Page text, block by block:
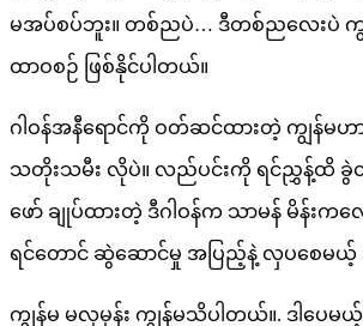
မအပ်စပ်ဘူး။ တစ်ညပဲ… ဒီတစ်ညလေးပဲ
ထာဝစဉ် ဖြစ်နိုင်ပါတယ်။
ဂါဝန်အနီရောင်ကို ဝတ်ဆင်ထားတဲ့ ကျွန်မဟ
သတိုးသမီး လိုပဲ။ လည်ပင်းကို ရင်ညွှန့်ထိ ခွဲထာ
ဖော် ချုပ်ထားတဲ့ ဒီဂါဝန်က သာမန် မိန်း
ရင်တောင် ဆွဲဆောင်မှု အပြည့်နဲ့ လှပစေမယ့် အ
ကျွန်မ မလှမှန်း ကျွန်မသိပါတယ်။. ဒါပေမ